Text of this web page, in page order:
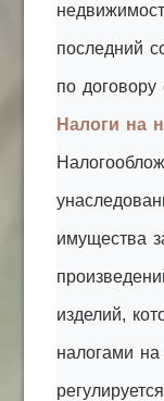
последний
по договору
Налоги на
имущества
изделий,
налогами